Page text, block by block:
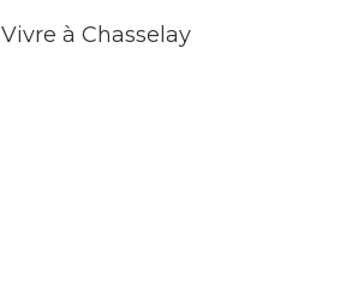
Vivre à Chasselay